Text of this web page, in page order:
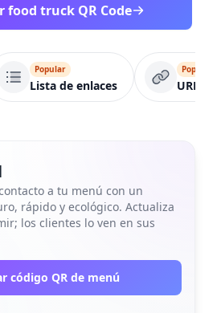
food truck QR Code
Popular
Lista de enlaces
Popular
URL
a tu menú con un
rápido y ecológico. Actualiza
los clientes lo ven en sus
código QR de menú